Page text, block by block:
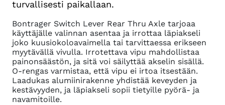
turvallisesti paikallaan.
Bontrager Switch Lever Rear Thru Axle tarjoaa
käyttäjälle valinnan asentaa ja irrottaa läpiakseli
joko kuusiokoloavaimella tai tarvittaessa erikseen
myytävällä vivulla. Irrotettava vipu mahdollistaa
painonsäästön, ja sitä voi säilyttää akselin sisällä.
O-rengas varmistaa, että vipu ei irtoa itsestään.
Laadukas alumiinirakenne yhdistää keveyden ja
kestävyyden, ja läpiakseli sopii tietyille pyörä- ja
navamitoille.